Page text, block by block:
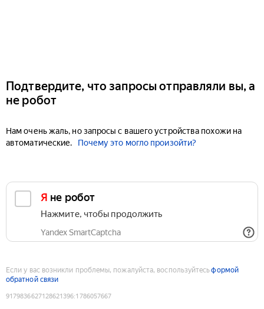
Подтвердите, что запросы отправляли вы, а
не робот
Нам очень жаль, но запросы с вашего устройства похожи на
автоматические.
Почему это могло произойти?
Я не робот
Нажмите, чтобы продолжить
Yandex SmartCaptcha
Если у вас возникли проблемы, пожалуйста, воспользуйтесьформой
обратной связи
9179836627128621396:1786057667